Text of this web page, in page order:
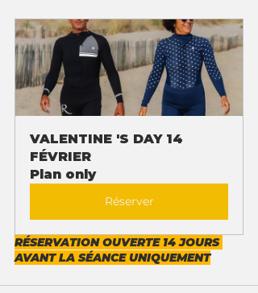
VALENTINE 'S DAY 14
FÉVRIER
Plan only
Réserver
RÉSERVATION OUVERTE 14 JOURS
AVANT LA SÉANCE UNIQUEMENT